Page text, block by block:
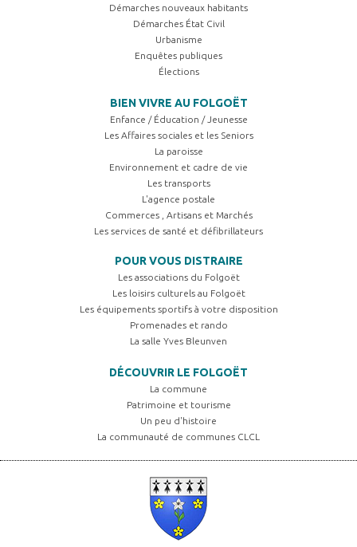
Démarches nouveaux habitants
Démarches État Civil
Urbanisme
Enquêtes publiques
Élections
BIEN VIVRE AU FOLGOËT
Enfance / Éducation / Jeunesse
Les Affaires sociales et les Seniors
La paroisse
Environnement et cadre de vie
Les transports
L'agence postale
Commerces , Artisans et Marchés
Les services de santé et défibrillateurs
POUR VOUS DISTRAIRE
Les associations du Folgoët
Les loisirs culturels au Folgoët
Les équipements sportifs à votre disposition
Promenades et rando
La salle Yves Bleunven
DÉCOUVRIR LE FOLGOËT
La commune
Patrimoine et tourisme
Un peu d'histoire
La communauté de communes CLCL